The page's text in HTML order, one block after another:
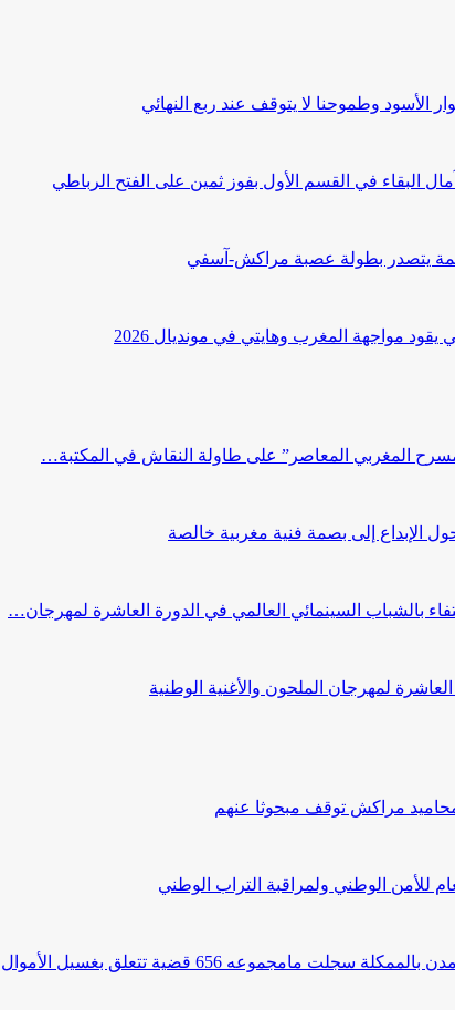
وطموحنا لا يتوقف عند ربع النهائي
البقاء في القسم الأول بفوز ثمين على الفتح الرباطي
يتصدر بطولة عصبة مراكش-آسفي
يقود مواجهة المغرب وهايتي في مونديال 2026
المغربي المعاصر” على طاولة النقاش في المكتبة…
الإبداع إلى بصمة فنية مغربية خالصة
بالشباب السينمائي العالمي في الدورة العاشرة لمهرجان…
لمهرجان الملحون والأغنية الوطنية
مراكش توقف مبحوثا عنهم
للأمن الوطني ولمراقبة التراب الوطني